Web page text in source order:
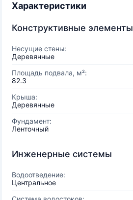
Характеристики
Конструктивные элементы
Несущие стены:
Деревянные
Площадь подвала, м²:
82.3
Крыша:
Деревянные
Фундамент:
Ленточный
Инженерные системы
Водоотведение:
Центральное